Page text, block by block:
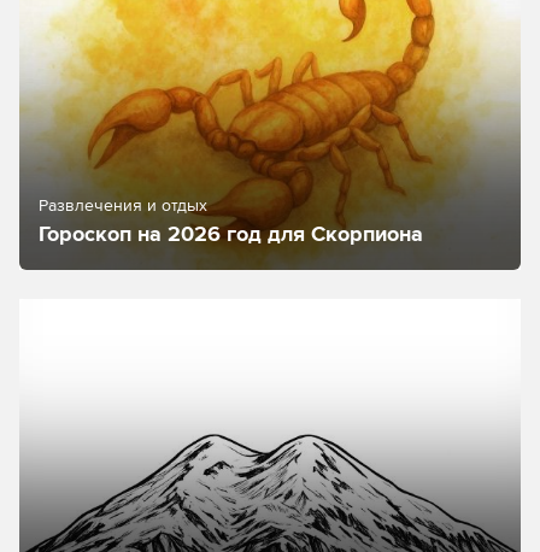
Развлечения и отдых
Гороскоп на 2026 год для Скорпиона